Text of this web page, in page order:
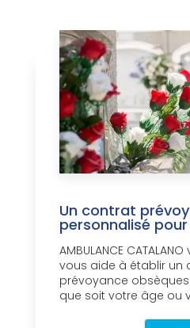
Un contrat
personnalisé
AMBULANCE
vous aide à établir un
prévoyance
que soit votre âge ou